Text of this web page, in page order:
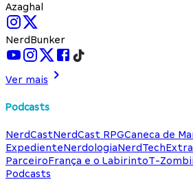
Azaghal
NerdBunker
Ver mais
Podcasts
NerdCastNerdCast RPGCaneca de
ExpedienteNerdologiaNerdTech
ParceiroFrança e o LabirintoT-Zombii
Podcasts